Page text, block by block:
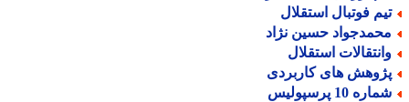
فوتبال استقلال
حسین نژاد
استقلال
های کاربردی
10 پرسپولیس